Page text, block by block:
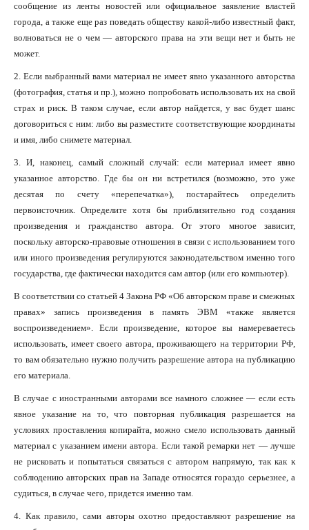
сообщение из ленты новостей или официальное заявление властей
города, а также еще раз поведать обществу какой-либо известный факт,
волноваться не о чем — авторского права на эти вещи нет и быть не
может.
2. Если выбранный вами материал не имеет явно указанного авторства
(фотография, статья и пр.), можно попробовать использовать их на свой
страх и риск. В таком случае, если автор найдется, у вас будет шанс
договориться с ним: либо вы разместите соответствующие координаты
и имя, либо снимете материал.
3. И, наконец, самый сложный случай: если материал имеет явно
указанное авторство. Где бы он ни встретился (возможно, это уже
десятая по счету «перепечатка»), постарайтесь определить
первоисточник. Определите хотя бы приблизительно год создания
произведения и гражданство автора. От этого многое зависит,
поскольку авторско-правовые отношения в связи с использованием того
или иного произведения регулируются законодательством именно того
государства, где фактически находится сам автор (или его компьютер).
В соответствии со статьей 4 Закона РФ «Об авторском праве и смежных
правах» запись произведения в память ЭВМ «также является
воспроизведением». Если произведение, которое вы намереваетесь
использовать, имеет своего автора, проживающего на территории РФ,
то вам обязательно нужно получить разрешение автора на публикацию
его материала.
В случае с иностранными авторами все намного сложнее — если есть
явное указание на то, что повторная публикация разрешается на
условиях проставления копирайта, можно смело использовать данный
материал с указанием имени автора. Если такой ремарки нет — лучше
не рисковать и попытаться связаться с автором напрямую, так как к
соблюдению авторских прав на Западе относятся гораздо серьезнее, а
судиться, в случае чего, придется именно там.
4. Как правило, сами авторы охотно предоставляют разрешение на